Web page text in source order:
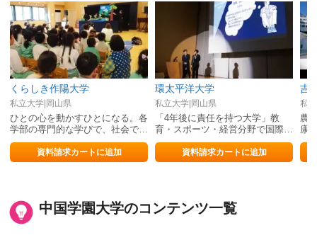
くらしき作陽大学
私立大学|岡山県
ひとの心を動かすひとになる。各
学部の専門的な学びで、社会で活
躍する真のプロフェッショナルを
養成します資料請求カートに追加
環太平洋大学
私立大学|岡山県
「4年後に責任を持つ大学」教
育・スポーツ・経営分野で国際的
に活躍できる人材を育成。
資料請求カートに追加
吉
私
農
康
語
中国学園大学のコンテンツ一覧